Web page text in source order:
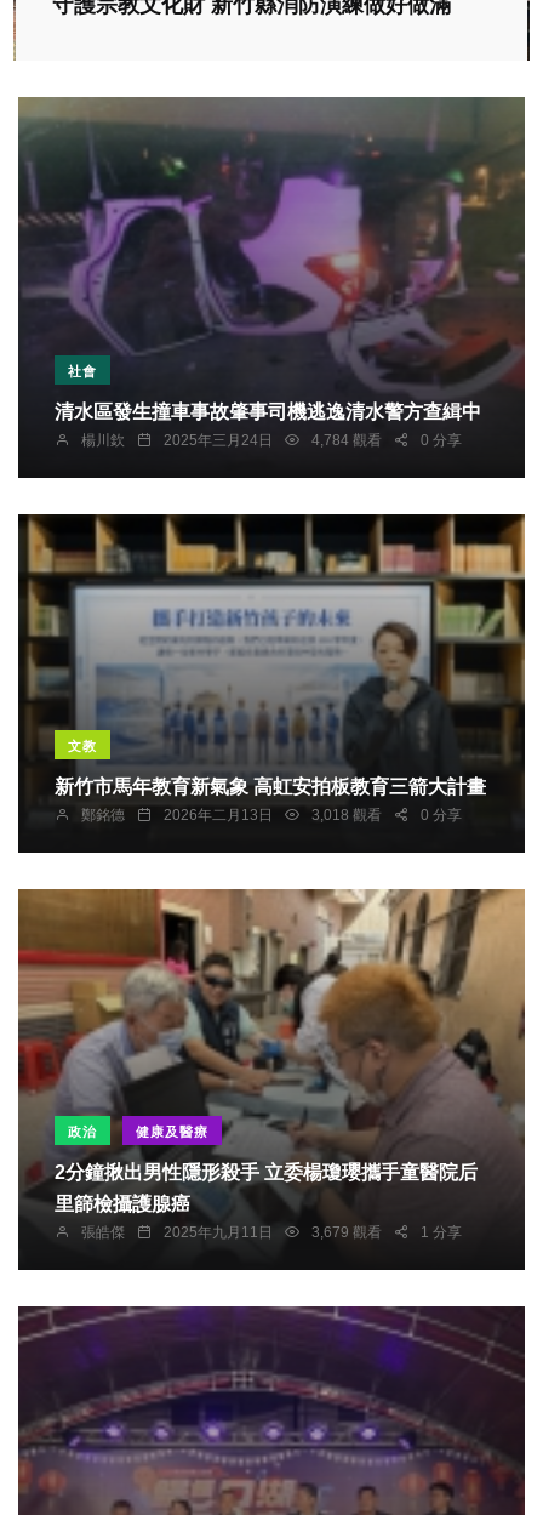
守護宗教文化財 新竹縣消防演練做好做滿
社會
清水區發生撞車事故肇事司機逃逸清水警方查緝中
楊川欽 2025年三月24日 4,784 觀看 0 分享
文教
新竹市馬年教育新氣象 高虹安拍板教育三箭大計畫
鄭銘德 2026年二月13日 3,018 觀看 0 分享
政治 健康及醫療
2分鐘揪出男性隱形殺手 立委楊瓊瓔攜手童醫院后
里篩檢攝護腺癌
張皓傑 2025年九月11日 3,679 觀看 1 分享